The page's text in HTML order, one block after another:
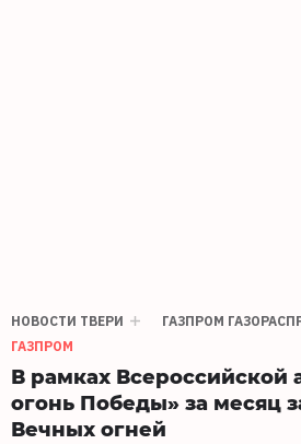
НОВОСТИ ТВЕРИ
ГАЗПРОМ
ГАЗПРОМ
В рамках Всероссийской
огонь Победы» за месяц
Вечных огней